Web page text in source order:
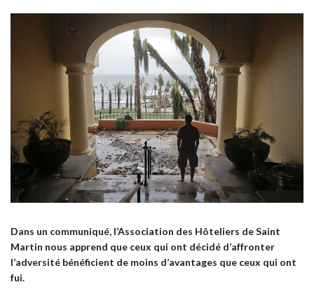
Dans un communiqué, l’Association des Hôteliers de Saint
Martin nous apprend que ceux qui ont décidé d’affronter
l’adversité bénéficient de moins d’avantages que ceux qui ont
fui.